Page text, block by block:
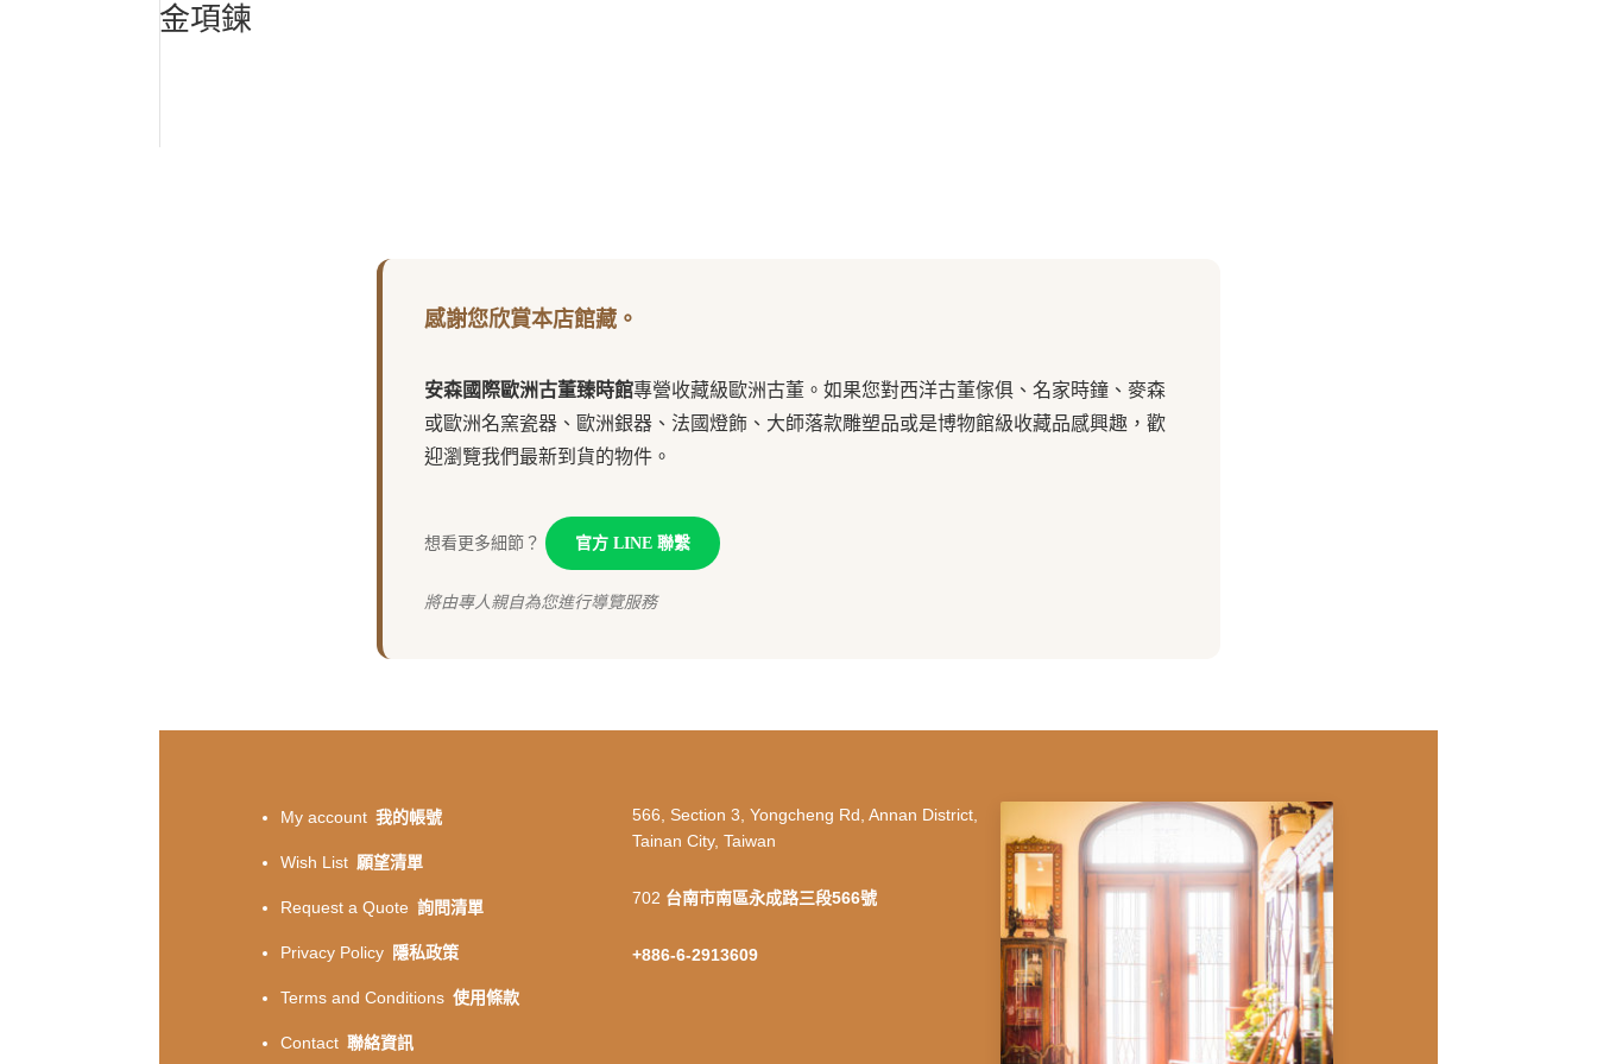
金項鍊
感謝您欣賞本店館藏。
安森國際歐洲古董臻時館專營收藏級歐洲古董。如果您對西洋古董傢俱、名家時鐘、麥森
或歐洲名窯瓷器、歐洲銀器、法國燈飾、大師落款雕塑品或是博物館級收藏品感興趣，歡
迎瀏覽我們最新到貨的物件。
想看更多細節？ 官方 LINE 聯繫
將由專人親自為您進行導覽服務
My account 我的帳號
Wish List 願望清單
Request a Quote 詢問清單
Privacy Policy 隱私政策
Terms and Conditions 使用條款
Contact 聯絡資訊
566, Section 3, Yongcheng Rd, Annan District,
Tainan City, Taiwan
702 台南市南區永成路三段566號
+886-6-2913609